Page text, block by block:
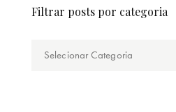
Filtrar posts por categoria